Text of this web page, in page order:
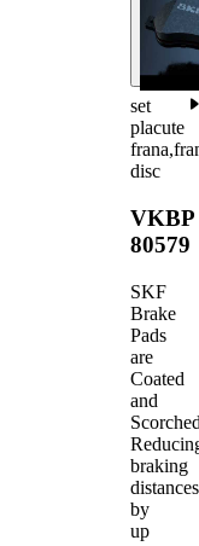
set
placute
disc
VKBP
80579
SKF
Brake
Pads
are
Coated
and
Scorched
braking
distances
by
up